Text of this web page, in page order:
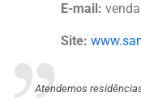
E-mail:
Site:
Atendemos